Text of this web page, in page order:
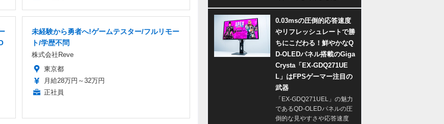
未経験から勇者へ!ゲームテスター/フルリモー
ト/学歴不問
株式会社Reve
東京都
月給28万円～32万円
正社員
0.03msの圧倒的応答速度
やリフレッシュレートで勝
ちにこだわる！鮮やかなQ
D-OLEDパネル搭載のGiga
Crysta「EX-GDQ271UE
L」はFPSゲーマー注目の
武器
「EX-GDQ271UEL」の魅力
であるQD-OLEDパネルの圧
倒的な見やすさや応答速度